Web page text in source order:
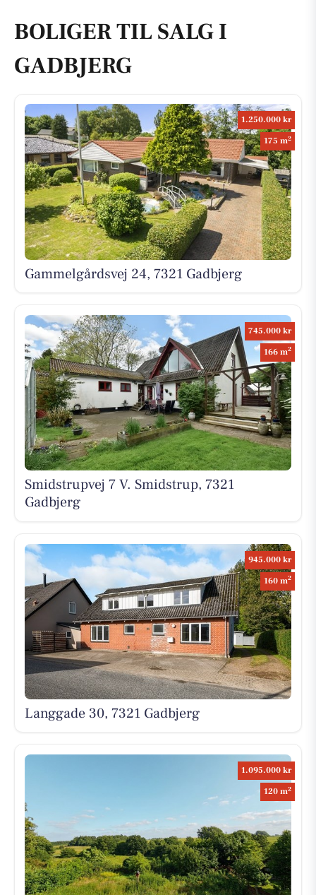
BOLIGER TIL SALG I
GADBJERG
1.250.000 kr
175 m2
Gammelgårdsvej 24, 7321 Gadbjerg
745.000 kr
166 m2
Smidstrupvej 7 V. Smidstrup, 7321
Gadbjerg
945.000 kr
160 m2
Langgade 30, 7321 Gadbjerg
1.095.000 kr
120 m2